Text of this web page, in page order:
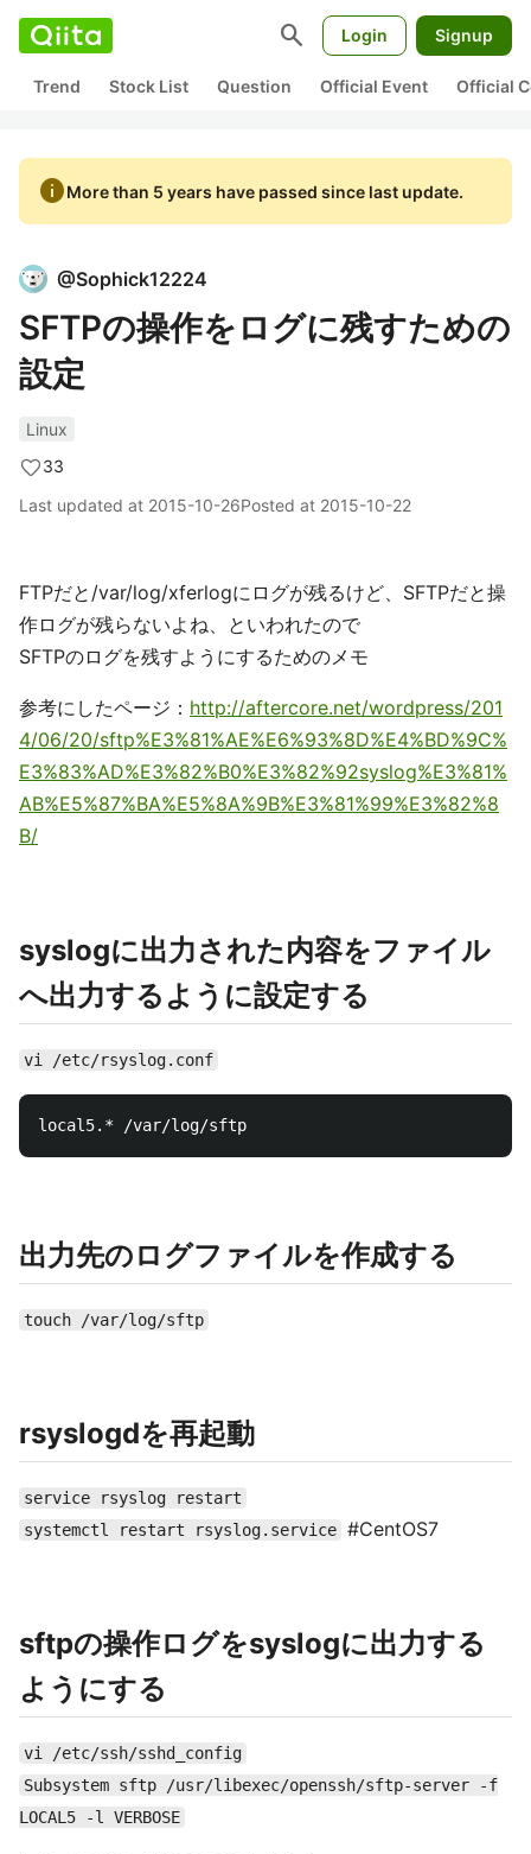
search Login Signup
Trend Stock List Question Official Event Official
infoMore than 5 years have passed since last update.
@Sophick12224
SFTPの操作をログに残すための
設定
Linux
33
Last updated at 2015-10-26Posted at 2015-10-22
FTPだと/var/log/xferlogにログが残るけど、SFTPだと操
作ログが残らないよね、といわれたので
SFTPのログを残すようにするためのメモ
参考にしたページ： http://aftercore.net/wordpress/201
4/06/20/sftp%E3%81%AE%E6%93%8D%E4%BD%9C%
E3%83%AD%E3%82%B0%E3%82%92syslog%E3%81%
AB%E5%87%BA%E5%8A%9B%E3%81%99%E3%82%8
B/
syslogに出力された内容をファイル
へ出力するように設定する
vi /etc/rsyslog.conf
出力先のログファイルを作成する
touch /var/log/sftp
rsyslogdを再起動
service rsyslog restart
systemctl restart rsyslog.service #CentOS7
sftpの操作ログをsyslogに出力する
ようにする
vi /etc/ssh/sshd_config
Subsystem sftp /usr/libexec/openssh/sftp-server -f
LOCAL5 -l VERBOSE